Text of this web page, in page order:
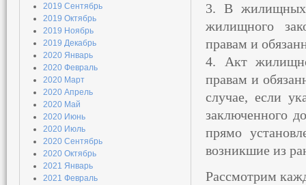
3. В жилищных
жилищного
правам и
4. Акт
правам и
случае, если
заключенного
прямо
возникшие из
Рассмотрим
2019 Сентябрь
2019 Октябрь
2019 Ноябрь
2019 Декабрь
2020 Январь
2020 Февраль
2020 Март
2020 Апрель
2020 Май
2020 Июнь
2020 Июль
2020 Сентябрь
2020 Октябрь
2021 Январь
2021 Февраль